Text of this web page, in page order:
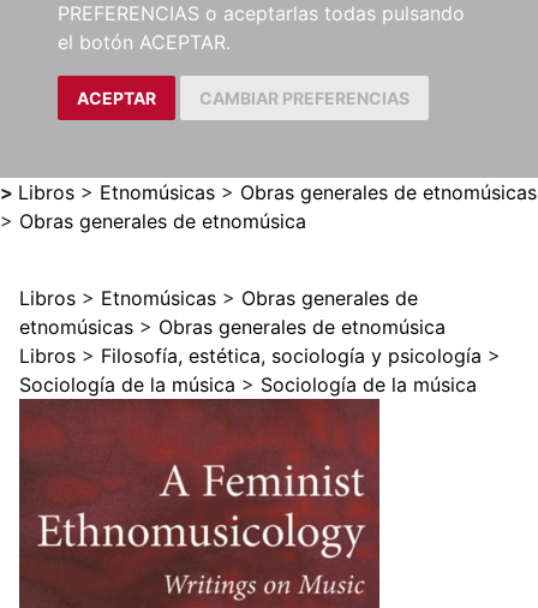
PREFERENCIAS o aceptarlas todas pulsando
el botón ACEPTAR.
ACEPTAR CAMBIAR PREFERENCIAS
> Libros > Etnomúsicas > Obras generales de etnomúsicas
> Obras generales de etnomúsica
Libros > Etnomúsicas > Obras generales de
etnomúsicas > Obras generales de etnomúsica
Libros > Filosofía, estética, sociología y psicología >
Sociología de la música > Sociología de la música